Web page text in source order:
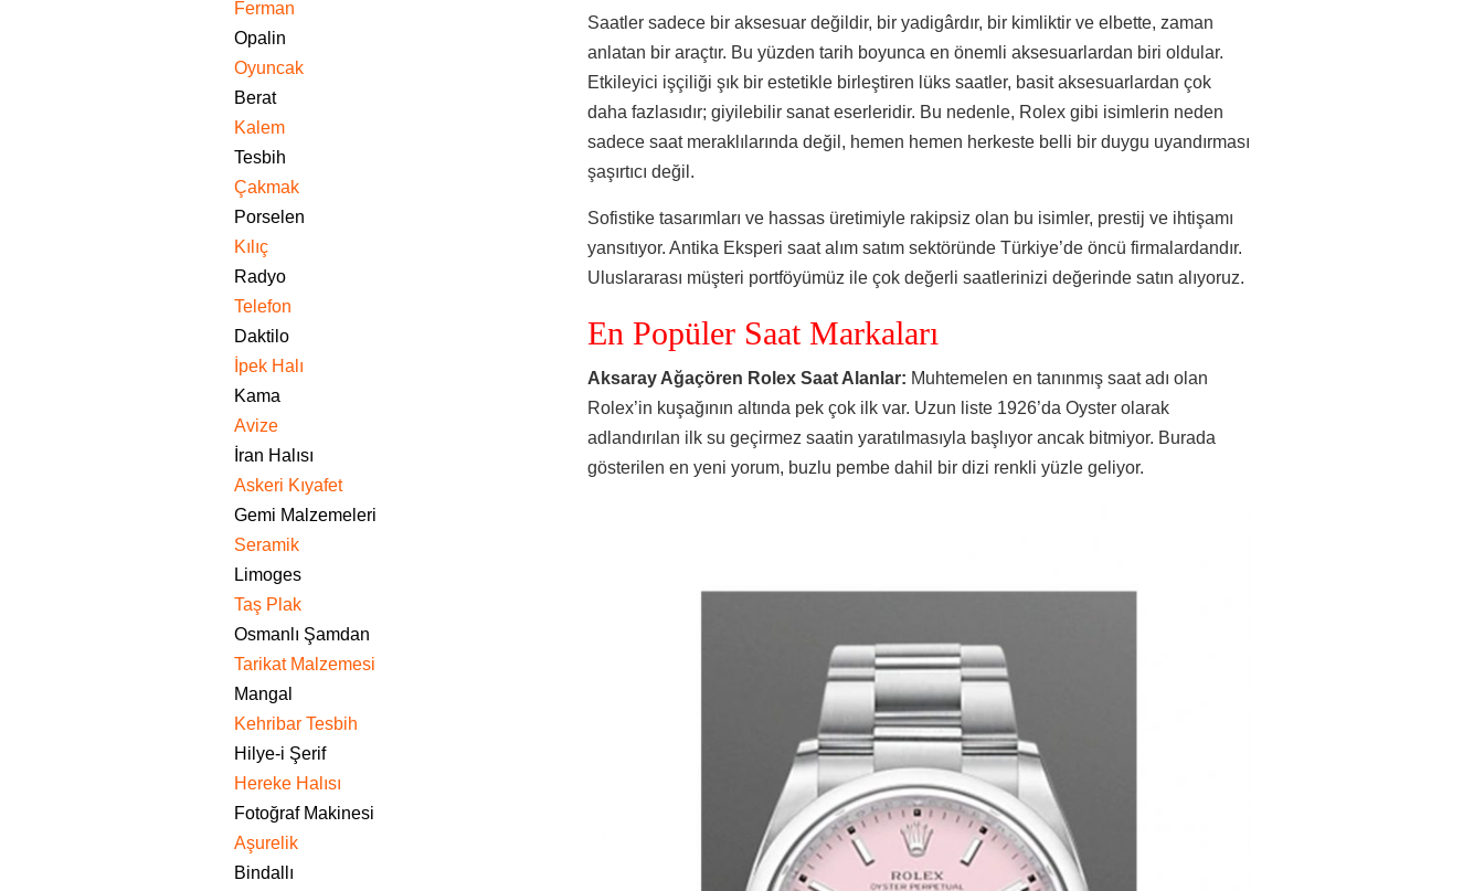
Saatler sadece bir aksesuar değildir, bir yadigârdır, bir kimliktir ve elbette, zaman
anlatan bir araçtır. Bu yüzden tarih boyunca en önemli aksesuarlardan biri oldular.
Etkileyici işçiliği şık bir estetikle birleştiren lüks saatler, basit aksesuarlardan çok
daha fazlasıdır; giyilebilir sanat eserleridir. Bu nedenle, Rolex gibi isimlerin neden
sadece saat meraklılarında değil, hemen hemen herkeste belli bir duygu uyandırması
şaşırtıcı değil.
Sofistike tasarımları ve hassas üretimiyle rakipsiz olan bu isimler, prestij ve ihtişamı
yansıtıyor. Antika Eksperi saat alım satım sektöründe Türkiye’de öncü firmalardandır.
Uluslararası müşteri portföyümüz ile çok değerli saatlerinizi değerinde satın alıyoruz.
En Popüler Saat Markaları
Aksaray Ağaçören Rolex Saat Alanlar: Muhtemelen en tanınmış saat adı olan
Rolex’in kuşağının altında pek çok ilk var. Uzun liste 1926’da Oyster olarak
adlandırılan ilk su geçirmez saatin yaratılmasıyla başlıyor ancak bitmiyor. Burada
gösterilen en yeni yorum, buzlu pembe dahil bir dizi renkli yüzle geliyor.
Ferman
Opalin
Oyuncak
Berat
Kalem
Tesbih
Çakmak
Porselen
Kılıç
Radyo
Telefon
Daktilo
İpek Halı
Kama
Avize
İran Halısı
Askeri Kıyafet
Gemi Malzemeleri
Seramik
Limoges
Taş Plak
Osmanlı Şamdan
Tarikat Malzemesi
Mangal
Kehribar Tesbih
Hilye-i Şerif
Hereke Halısı
Fotoğraf Makinesi
Aşurelik
Bindallı